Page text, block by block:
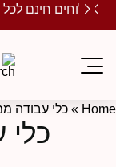
חינם לכל
»כלי עבודה
כלי